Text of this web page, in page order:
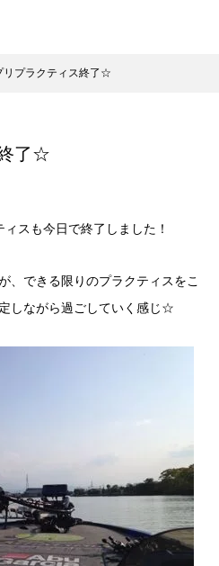
リプラクティス終了☆
了☆
スも今日で終了しました！
、できる限りのプラクティスをこ
しながら過ごしていく感じ☆